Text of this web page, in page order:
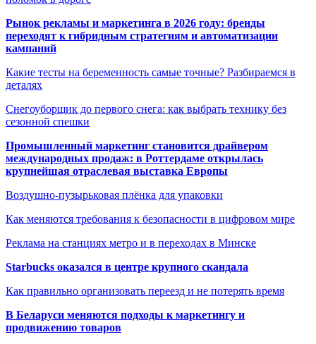
Рынок рекламы и маркетинга в 2026 году: бренды
переходят к гибридным стратегиям и автоматизации
кампаний
Какие тесты на беременность самые точные? Разбираемся в
деталях
Снегоуборщик до первого снега: как выбрать технику без
сезонной спешки
Промышленный маркетинг становится драйвером
международных продаж: в Роттердаме открылась
крупнейшая отраслевая выставка Европы
Воздушно-пузырьковая плёнка для упаковки
Как меняются требования к безопасности в цифровом мире
Реклама на станциях метро и в переходах в Минске
Starbucks оказался в центре крупного скандала
Как правильно организовать переезд и не потерять время
В Беларуси меняются подходы к маркетингу и
продвижению товаров